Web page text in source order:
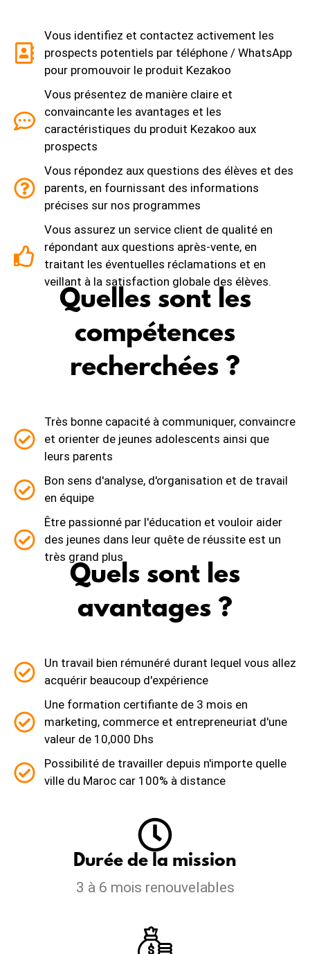
Vous identifiez et contactez activement les
prospects potentiels par téléphone / WhatsApp
pour promouvoir le produit Kezakoo
Vous présentez de manière claire et
convaincante les avantages et les
caractéristiques du produit Kezakoo aux
prospects
Vous répondez aux questions des élèves et des
parents, en fournissant des informations
précises sur nos programmes
Vous assurez un service client de qualité en
répondant aux questions après-vente, en
traitant les éventuelles réclamations et en
veillant à la satisfaction globale des élèves.
Quelles sont les
compétences
recherchées ?
Très bonne capacité à communiquer, convaincre
et orienter de jeunes adolescents ainsi que
leurs parents
Bon sens d'analyse, d'organisation et de travail
en équipe
Être passionné par l'éducation et vouloir aider
des jeunes dans leur quête de réussite est un
très grand plus
Quels sont les
avantages ?
Un travail bien rémunéré durant lequel vous allez
acquérir beaucoup d'expérience
Une formation certifiante de 3 mois en
marketing, commerce et entrepreneuriat d'une
valeur de 10,000 Dhs
Possibilité de travailler depuis n'importe quelle
ville du Maroc car 100% à distance
Durée de la mission
3 à 6 mois renouvelables